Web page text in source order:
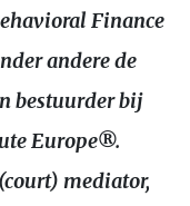
Finance
andere de
bestuurder bij
Europe®.
mediator,